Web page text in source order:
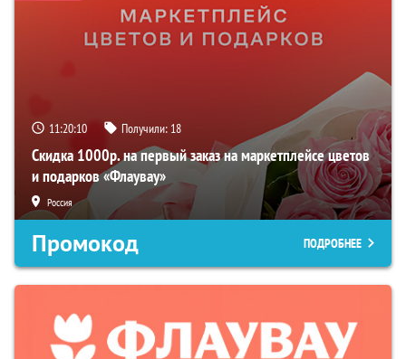
11:20:09 Получили: 18
Скидка 1000р. на первый заказ на маркетплейсе цветов
и подарков «Флаувау»
Россия
Промокод ПОДРОБНЕЕ